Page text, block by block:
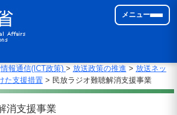
メニュー
情報通信(ICT政策) > 放送政策の推進 > 放送ネッ
た支援措置> 民放ラジオ難聴解消支援事業
消支援事業